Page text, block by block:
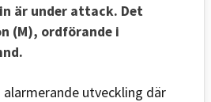
är under attack. Det
(M), ordförande i
utveckling där